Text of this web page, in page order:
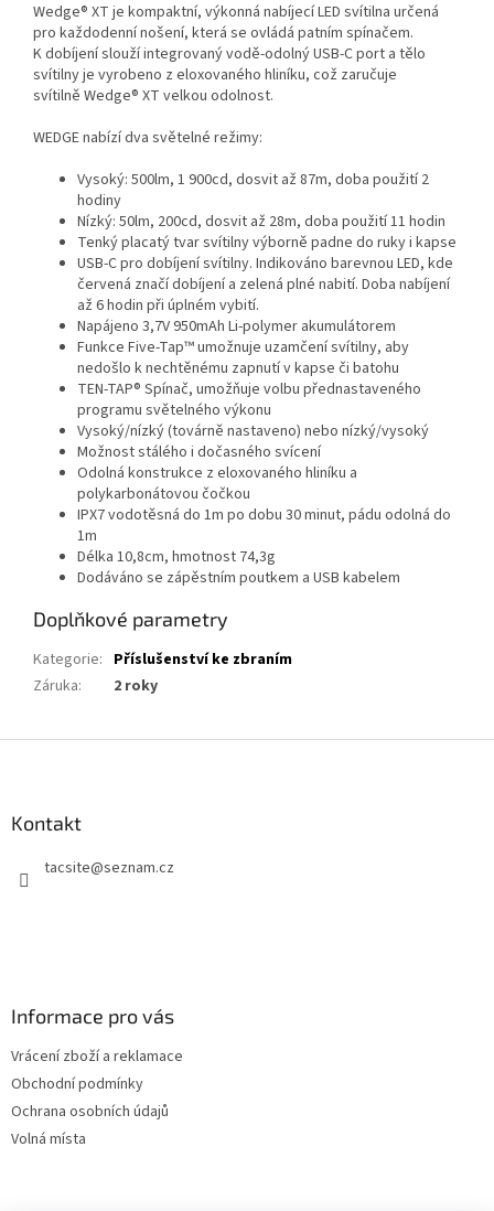
Wedge® XT je kompaktní, výkonná nabíjecí LED svítilna určená
pro každodenní nošení, která se ovládá patním spínačem.
K dobíjení slouží integrovaný vodě-odolný USB-C port a tělo
svítilny je vyrobeno z eloxovaného hliníku, což zaručuje
svítilně Wedge® XT velkou odolnost.
WEDGE nabízí dva světelné režimy:
Vysoký: 500lm, 1 900cd, dosvit až 87m, doba použití 2
hodiny
Nízký: 50lm, 200cd, dosvit až 28m, doba použití 11 hodin
Tenký placatý tvar svítilny výborně padne do ruky i kapse
USB-C pro dobíjení svítilny. Indikováno barevnou LED, kde
červená značí dobíjení a zelená plné nabití. Doba nabíjení
až 6 hodin při úplném vybití.
Napájeno 3,7V 950mAh Li-polymer akumulátorem
Funkce Five-Tap™ umožnuje uzamčení svítilny, aby
nedošlo k nechtěnému zapnutí v kapse či batohu
TEN-TAP® Spínač, umožňuje volbu přednastaveného
programu světelného výkonu
Vysoký/nízký (továrně nastaveno) nebo nízký/vysoký
Možnost stálého i dočasného svícení
Odolná konstrukce z eloxovaného hliníku a
polykarbonátovou čočkou
IPX7 vodotěsná do 1m po dobu 30 minut, pádu odolná do
1m
Délka 10,8cm, hmotnost 74,3g
Dodáváno se zápěstním poutkem a USB kabelem
Doplňkové parametry
Kategorie: Příslušenství ke zbraním
Záruka: 2 roky
Kontakt
tacsite@seznam.cz
Informace pro vás
Vrácení zboží a reklamace
Obchodní podmínky
Ochrana osobních údajů
Volná místa